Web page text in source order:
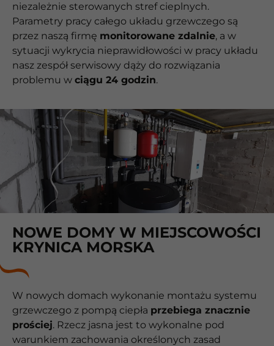
niezależnie sterowanych stref cieplnych.
Parametry pracy całego układu grzewczego są
przez naszą firmę monitorowane zdalnie, a w
sytuacji wykrycia nieprawidłowości w pracy układu
nasz zespół serwisowy dąży do rozwiązania
problemu w ciągu 24 godzin.
NOWE DOMY W MIEJSCOWOŚCI
KRYNICA MORSKA
W nowych domach wykonanie montażu systemu
grzewczego z pompą ciepła przebiega znacznie
prościej. Rzecz jasna jest to wykonalne pod
warunkiem zachowania określonych zasad